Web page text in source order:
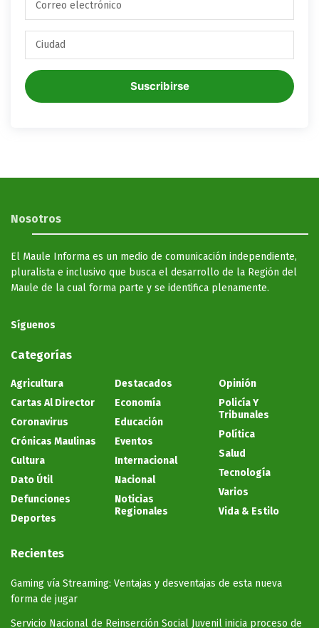
Suscribirse
Nosotros
El Maule Informa es un medio de comunicación independiente,
pluralista e inclusivo que busca el desarrollo de la Región del
Maule de la cual forma parte y se identifica plenamente.
Síguenos
Categorías
Agricultura
Cartas Al Director
Coronavirus
Crónicas Maulinas
Cultura
Dato Útil
Defunciones
Deportes
Destacados
Economía
Educación
Eventos
Internacional
Nacional
Noticias
Regionales
Opinión
Policía Y
Tribunales
Política
Salud
Tecnología
Varios
Vida & Estilo
Recientes
Gaming vía Streaming: Ventajas y desventajas de esta nueva
forma de jugar
Servicio Nacional de Reinserción Social Juvenil inicia proceso de